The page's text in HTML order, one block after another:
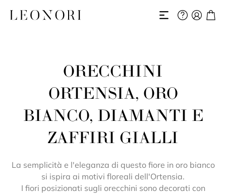
ORECCHINI
ORTENSIA, ORO
BIANCO, DIAMANTI E
ZAFFIRI GIALLI
La semplicità e l'eleganza di questo fiore in oro bianco
si ispira ai motivi floreali dell'Ortensia.
I fiori posizionati sugli orecchini sono decorati con